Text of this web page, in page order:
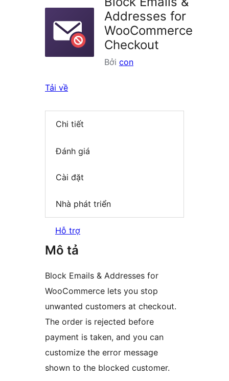
Addresses for
WooCommerce
Checkout
Bởi con
Tải về
Chi tiết
Đánh giá
Cài đặt
Nhà phát triển
Hỗ trợ
Mô tả
Block Emails & Addresses for
WooCommerce lets you stop
unwanted customers at checkout.
The order is rejected before
payment is taken, and you can
customize the error message
shown to the blocked customer.